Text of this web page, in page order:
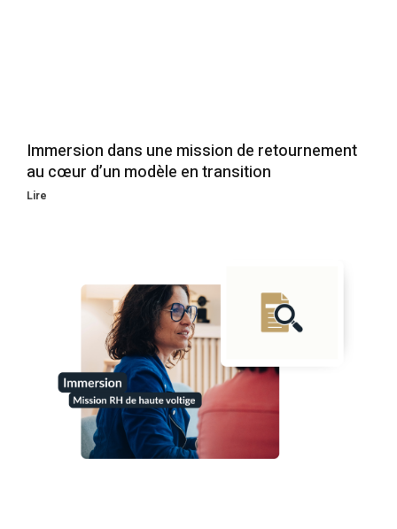
Immersion dans une mission de retournement
au cœur d’un modèle en transition
Lire